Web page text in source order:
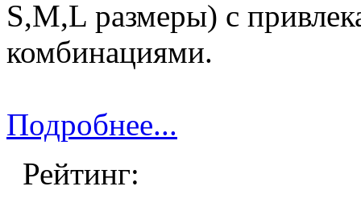
S,M,L размеры) с
комбинациями.
Подробнее...
Рейтинг: